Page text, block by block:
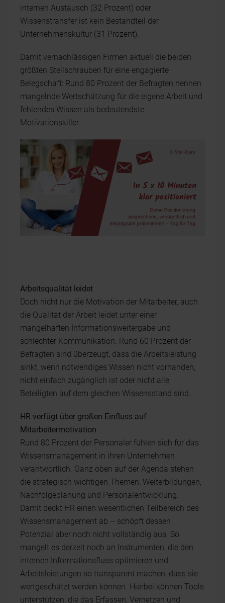
internen Austausch (32 Prozent) oder
Wissenstransfer ist kein Bestandteil der
Unternehmenskultur (31 Prozent).
Damit vernachlässigen Firmen aktuell die beiden
größten Stellschrauben für eine engagierte
Belegschaft: Rund 80 Prozent der Befragten nennen
mangelnde Wertschätzung für die eigene Arbeit und
fehlendes Wissen als bedeutendste
Motivationskiller.
Arbeitsqualität leidet
Doch nicht nur die Motivation der Mitarbeiter, auch
die Qualität der Arbeit leidet unter einer
mangelhaften Informationsweitergabe und
schlechter Kommunikation. Rund 60 Prozent der
Befragten sind überzeugt, dass die Arbeitsleistung
sinkt, wenn notwendiges Wissen nicht vorhanden,
nicht einfach zugänglich ist oder nicht alle
Beteiligten auf dem gleichen Wissensstand sind.
HR verfügt über großen Einfluss auf
Mitarbeitermotivation
Rund 80 Prozent der Personaler fühlen sich für das
Wissensmanagement in ihren Unternehmen
verantwortlich. Ganz oben auf der Agenda stehen
die strategisch wichtigen Themen: Weiterbildungen,
Nachfolgeplanung und Personalentwicklung.
Damit deckt HR einen wesentlichen Teilbereich des
Wissensmanagement ab – schöpft dessen
Potenzial aber noch nicht vollständig aus. So
mangelt es derzeit noch an Instrumenten, die den
internen Informationsfluss optimieren und
Arbeitsleistungen so transparent machen, dass sie
wertgeschätzt werden können. Hierbei können Tools
unterstützen, die das Erfassen, Vernetzen und